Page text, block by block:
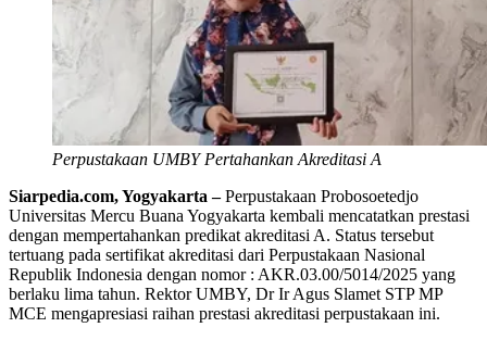
Perpustakaan UMBY Pertahankan Akreditasi A
Siarpedia.com, Yogyakarta –Perpustakaan Probosoetedjo
Universitas Mercu Buana Yogyakarta kembali mencatatkan prestasi
dengan mempertahankan predikat akreditasi A. Status tersebut
tertuang pada sertifikat akreditasi dari Perpustakaan Nasional
Republik Indonesia dengan nomor : AKR.03.00/5014/2025 yang
berlaku lima tahun. Rektor UMBY, Dr Ir Agus Slamet STP MP
MCE mengapresiasi raihan prestasi akreditasi perpustakaan ini.